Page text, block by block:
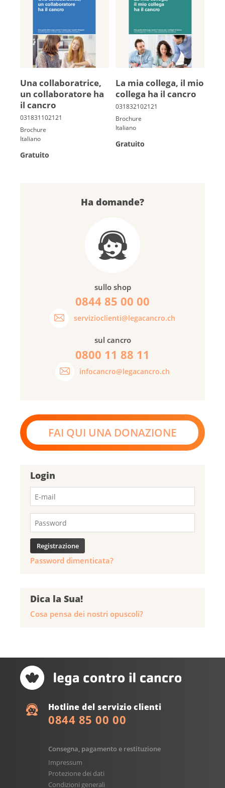
Una collaboratrice,
un collaboratore ha
il cancro
Brochure
Italiano
Gratuito
La mia collega, il mio
collega ha il cancro
Brochure
Italiano
Gratuito
Ha domande?
sullo shop
0844 85 00 00
servizioclienti@legacancro.ch
sul cancro
0800 11 88 11
infocancro@legacancro.ch
FAI QUI UNA DONAZIONE
Login
Password dimenticata?
Dica la Sua!
Cosa pensa dei nostri opuscoli?
Hotline del servizio clienti
0844 85 00 00
Consegna, pagamento e restituzione
Impressum
Protezione dei dati
Condizioni generali